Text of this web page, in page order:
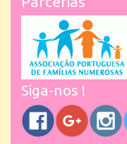
Siga-nos !